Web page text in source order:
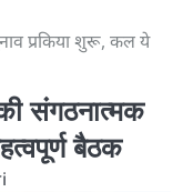
प्रकिया शुरू, कल ये
संगठनात्मक
बैठक